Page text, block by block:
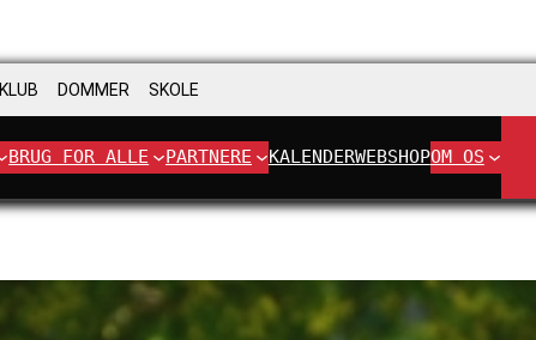
KLUB DOMMER SKOLE
BRUG FOR ALLE PARTNERE KALENDERWEBSHOPOM OS